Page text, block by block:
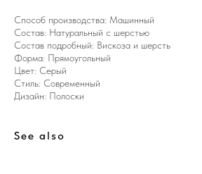
Способ производства: Машинный
Состав: Натуральный с шерстью
Состав подробный: Вискоза и шерсть
Форма: Прямоугольный
Цвет: Серый
Стиль: Современный
Дизайн: Полоски
See also